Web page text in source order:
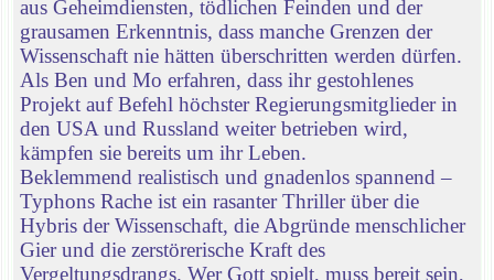
aus Geheimdiensten, tödlichen Feinden und der
grausamen Erkenntnis, dass manche Grenzen der
Wissenschaft nie hätten überschritten werden dürfen.
Als Ben und Mo erfahren, dass ihr gestohlenes
Projekt auf Befehl höchster Regierungsmitglieder in
den USA und Russland weiter betrieben wird,
kämpfen sie bereits um ihr Leben.
Beklemmend realistisch und gnadenlos spannend –
Typhons Rache ist ein rasanter Thriller über die
Hybris der Wissenschaft, die Abgründe menschlicher
Gier und die zerstörerische Kraft des
Vergeltungsdrangs. Wer Gott spielt, muss bereit sein,